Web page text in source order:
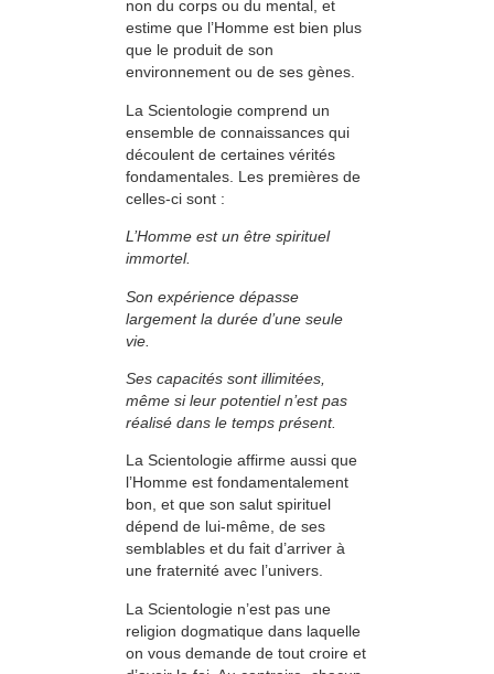
non du corps ou du mental, et
estime que l’Homme est bien plus
que le produit de son
environnement ou de ses gènes.
La Scientologie comprend un
ensemble de connaissances qui
découlent de certaines vérités
fondamentales. Les premières de
celles-ci sont :
L’Homme est un être spirituel
immortel.
Son expérience dépasse
largement la durée d’une seule
vie.
Ses capacités sont illimitées,
même si leur po­tentiel n’est pas
réalisé dans le temps présent.
La Scientologie affirme aussi que
l’Homme est fondamentalement
bon, et que son salut spirituel
dépend de lui-même, de ses
semblables et du fait d’arriver à
une fraternité avec l’univers.
La Scientologie n’est pas une
religion dogmatique dans laquelle
on vous demande de tout croire et